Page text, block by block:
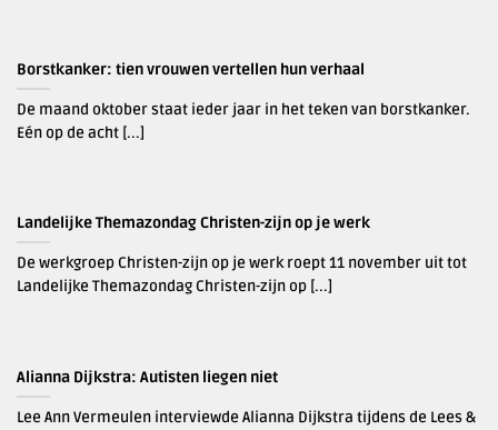
Borstkanker: tien vrouwen vertellen hun verhaal
De maand oktober staat ieder jaar in het teken van borstkanker.
Eén op de acht [...]
Landelijke Themazondag Christen-zijn op je werk
De werkgroep Christen-zijn op je werk roept 11 november uit tot
Landelijke Themazondag Christen-zijn op [...]
Alianna Dijkstra: Autisten liegen niet
Lee Ann Vermeulen interviewde Alianna Dijkstra tijdens de Lees &